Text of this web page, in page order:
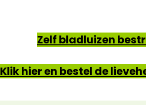
Zelf bladluizen
Klik hier en bestel de